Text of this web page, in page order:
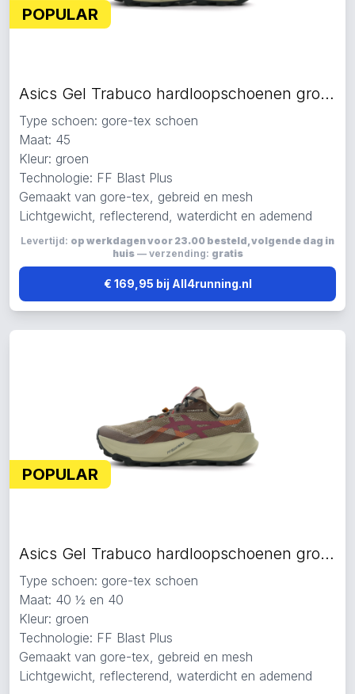
POPULAR
Asics Gel Trabuco hardloopschoenen groen
Type schoen: gore-tex schoen
Maat: 45
Kleur: groen
Technologie: FF Blast Plus
Gemaakt van gore-tex, gebreid en mesh
Lichtgewicht, reflecterend, waterdicht en ademend
Levertijd: op werkdagen voor 23.00 besteld, volgende dag in
huis— verzending: gratis
€ 169,95 bij All4running.nl
POPULAR
Asics Gel Trabuco hardloopschoenen groen
Type schoen: gore-tex schoen
Maat: 40 ½ en 40
Kleur: groen
Technologie: FF Blast Plus
Gemaakt van gore-tex, gebreid en mesh
Lichtgewicht, reflecterend, waterdicht en ademend